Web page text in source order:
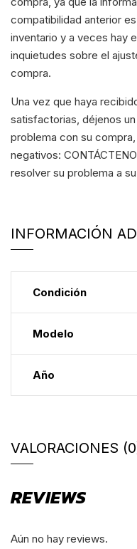
compatibilidad anterior
inventario y a veces hay
inquietudes sobre el
compra.
Una vez que haya
satisfactorias, déjenos
problema con su
negativos:
resolver su problema a
INFORMACIÓN
Condición
Modelo
Año
VALORACIONES
REVIEWS
Aún no hay reviews.